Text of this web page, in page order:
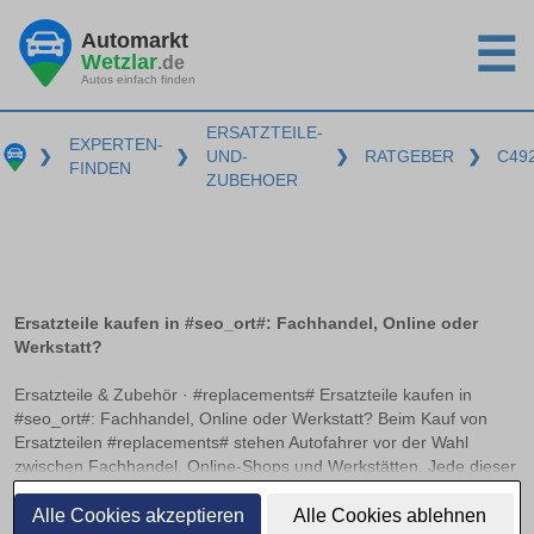
Alle Cookies akzeptieren Alle Cookies ablehnen
Automarkt
Wetzlar.de
Autos einfach finden ☰
❯
EXPERTEN-
FINDEN
❯
ERSATZTEILE-
UND-
ZUBEHOER
❯ RATGEBER ❯
Ersatzteile kaufen in #seo_ort#: Fachhandel, Online oder
Werkstatt?
Ersatzteile & Zubehör · #replacements# Ersatzteile kaufen in
#seo_ort#: Fachhandel, Online oder Werkstatt? Beim Kauf von
Ersatzteilen #replacements# stehen Autofahrer vor der Wahl
zwischen Fachhandel, Online-Shops und Werkstätten. Jede dieser
Bezugsquellen hat ihre Vorzüge und Herausforderungen. Worauf
es beim Online-Kauf von Kfz-Teilen zu achten gilt und wann sich
weiterlesen